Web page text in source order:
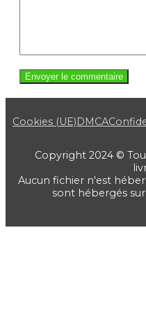
Cookies (UE) DMCA
Copyright 2024 ©
Aucun fichier n'est
sont hébergés